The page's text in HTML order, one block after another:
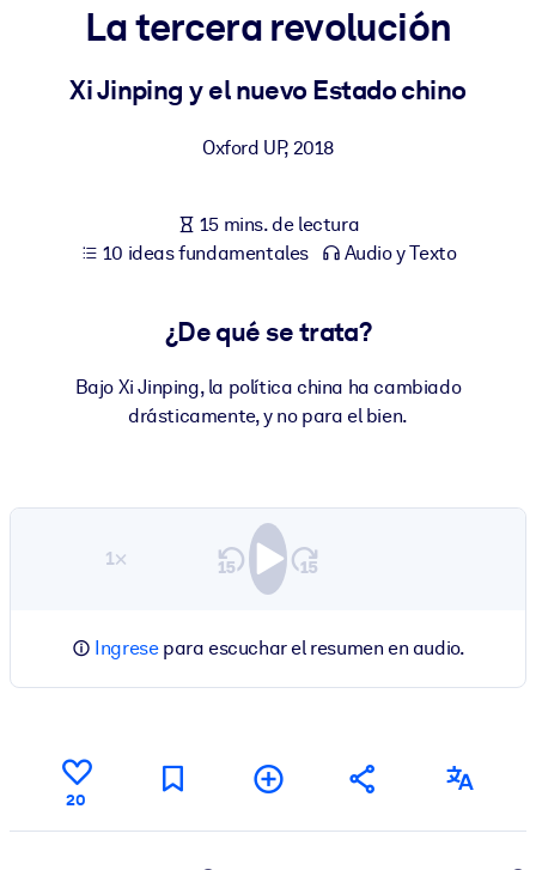
Para LMS/LXP
obtener mejores resultados de aprendizaje.
Enriquezca su biblioteca corporativa con conocimientos
empresariales confiables y listos para usar.
Alimente sus sistemas de IA con conocimientos fiables y
La tercera revolución
Xi Jinping y el nuevo Estado chino
Oxford UP, 2018
15 mins. de lectura
10 ideas fundamentales
Audio y Texto
¿De qué se trata?
Bajo Xi Jinping, la política china ha cambiado
drásticamente, y no para el bien.
1×
Ingresepara escuchar el resumen en audio.
20